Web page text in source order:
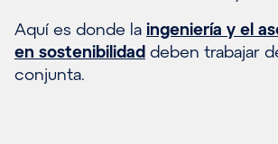
Aquí es donde la ingeniería y el
en sostenibilidad deben trabajar
conjunta.